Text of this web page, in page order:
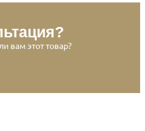
вам этот товар?